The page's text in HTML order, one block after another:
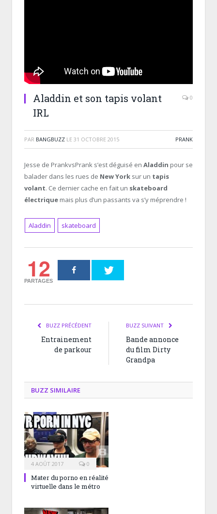
Aladdin et son tapis volant
IRL
0
PAR BANGBUZZ LE 31 OCTOBRE 2015 PRANK
Jesse de PrankvsPrank s’est déguisé en Aladdin pour se
balader dans les rues de New York sur un tapis
volant. Ce dernier cache en fait un skateboard
électrique mais plus d’un passants va s’y méprendre !
Aladdin skateboard
12
PARTAGES
BUZZ PRÉCÉDENT
Entrainement
de parkour
BUZZ SUIVANT
Bande annonce
du film Dirty
Grandpa
BUZZ SIMILAIRE
4 AOÛT 2017 0
Mater du porno en réalité
virtuelle dans le métro